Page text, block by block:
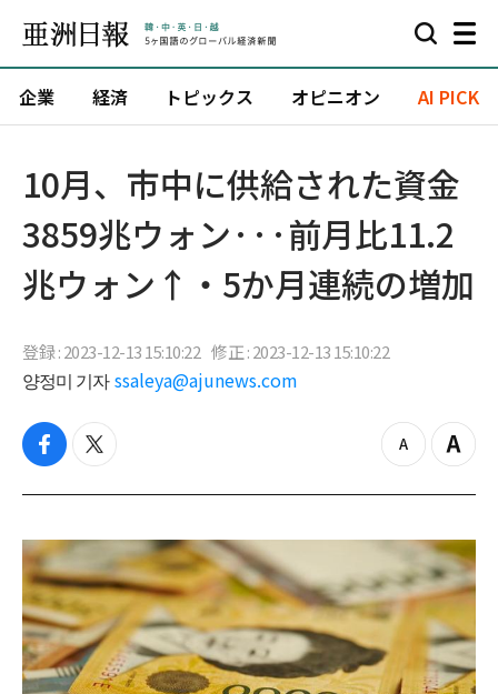
企業 経済 トピックス オピニオン AI PICK
10月、市中に供給された資金
3859兆ウォン···前月比11.2
兆ウォン↑・5か月連続の増加
登録 : 2023-12-13 15:10:22 修正 : 2023-12-13 15:10:22
양정미 기자 ssaleya@ajunews.com
f
c
b
o
o
k
t
i
t
r
z
o
o
t
Z
o
i
n